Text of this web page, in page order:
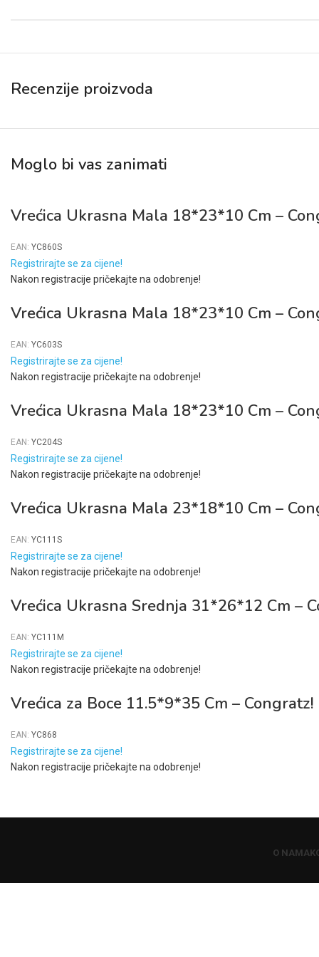
Recenzije proizvoda
Moglo bi vas zanimati
Vrećica Ukrasna Mala 18*23*10 Cm –
EAN: YC860S
Registrirajte se za cijene!
Nakon registracije pričekajte na odobrenje!
Vrećica Ukrasna Mala 18*23*10 Cm –
EAN: YC603S
Registrirajte se za cijene!
Nakon registracije pričekajte na odobrenje!
Vrećica Ukrasna Mala 18*23*10 Cm –
EAN: YC204S
Registrirajte se za cijene!
Nakon registracije pričekajte na odobrenje!
Vrećica Ukrasna Mala 23*18*10 Cm –
EAN: YC111S
Registrirajte se za cijene!
Nakon registracije pričekajte na odobrenje!
Vrećica Ukrasna Srednja 31*26*12 Cm –
EAN: YC111M
Registrirajte se za cijene!
Nakon registracije pričekajte na odobrenje!
Vrećica za Boce 11.5*9*35 Cm – Congratz!
EAN: YC868
Registrirajte se za cijene!
Nakon registracije pričekajte na odobrenje!
O NAMA